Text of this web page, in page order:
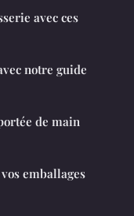
avec ces
notre guide
de main
emballages